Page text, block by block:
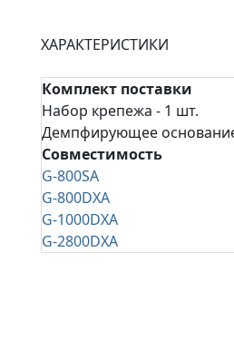
ХАРАКТЕРИСТИКИ
Комплект поставки
Набор крепежа - 1 шт.
Демпфирующее основание
Совместимость
G-800SA
G-800DXA
G-1000DXA
G-2800DXA